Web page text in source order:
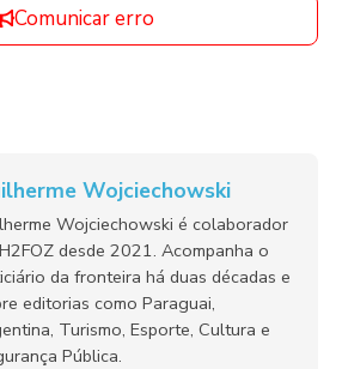
Comunicar erro
Wojciechowski
Wojciechowski é colaborador
desde 2021. Acompanha o
da fronteira há duas décadas e
editorias como Paraguai,
Turismo, Esporte, Cultura e
Pública.